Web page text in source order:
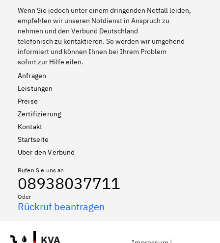
Wenn Sie jedoch unter einem dringenden Notfall leiden,
empfehlen wir unseren Notdienst in Anspruch zu
nehmen und den Verbund Deutschland
telefonisch zu kontaktieren. So werden wir umgehend
informiert und können Ihnen bei Ihrem Problem
sofort zur Hilfe eilen.
Anfragen
Leistungen
Preise
Zertifizierung
Kontakt
Startseite
Über den Verbund
Rufen Sie uns an
08938037711
Oder
Rückruf beantragen
KVA